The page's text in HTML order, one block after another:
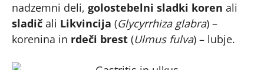
nadzemni deli, golostebelni sladki koren ali
sladič ali Likvincija (Glycyrrhiza glabra) –
korenina in rdeči brest (Ulmus fulva) – lubje.